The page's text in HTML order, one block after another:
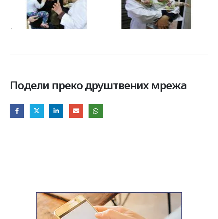
Подели преко друштвених мрежа